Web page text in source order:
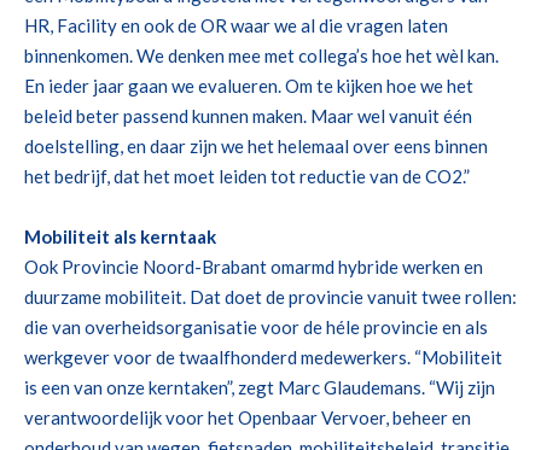
HR, Facility en ook deOR waar we al die vragen laten
binnenkomen.We denken meemet collega’s hoe hetwèl kan.
En ieder jaar gaan weevalueren. Om te kijken hoe wehet
beleid beter passend kunnen maken. Maar wel vanuitéén
doelstelling, en daar zijn we het helemaal over eens binnen
het bedrijf, dat het moet leiden tot reductie van de CO2.”
Mobiliteit als kerntaak
Ook Provincie Noord-Brabantomarmd hybride werken en
duurzame mobiliteit. Dat doetde provincievanuittwee rollen:
die van overheidsorganisatievoor de héle provincieen als
werkgevervoor detwaalfhonderd medewerkers. “Mobiliteit
is een van onze kerntaken”, zegt Marc Glaudemans. “Wij zijn
verantwoordelijkvoorhet Openbaar Vervoer,beheer en